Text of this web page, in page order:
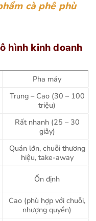
cà phê phù
hình kinh doanh
Pha máy
Trung – Cao (30 – 100
triệu)
Rất nhanh (25 – 30
giây)
Quán lớn, chuỗi thương
hiệu, take-away
Ổn định
Cao (phù hợp với chuỗi,
nhượng quyền)